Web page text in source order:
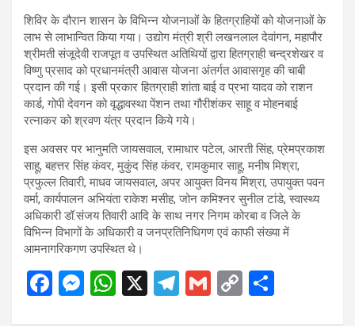
शिविर के दौरान शासन के विभिन्न योजनाओं के हितग्राहियों को योजनाओं के
लाभ से लाभान्वित किया गया। उद्योग मंत्री श्री लखनलाल देवांगन, महापौर
श्रीमती संजूदेवी राजपूत व उपस्थित अतिथियों द्वारा हितग्राही चन्द्रशेखर व
विष्णु प्रसाद को प्रधानमंत्री आवास योजना अंतर्गत आवासगृह की चाबी
प्रदान की गई। इसी प्रकार हितग्राही शांता बाई व प्रभा यादव को राशन
कार्ड, गोपी देवगन को वृद्धावस्था पेंशन तथा गौरीशंकर साहू व मोहनबाई
रत्नाकर को श्रवण यंत्र प्रदान किये गये।
इस अवसर पर भानुमति जायसवाल, रामाधार पटेल, आरती सिंह, प्रेमप्रकाश
साहू, बहत्तर सिंह कंवर, मुकुंद सिंह कंवर, रामकुमार साहू, मनीष मिश्रा,
प्रफुल्ल तिवारी, माधव जायसवाल, अपर आयुक्त विनय मिश्रा, उपायुक्त पवन
वर्मा, कार्यपालन अभियंता राकेश मसीह, जोन कमिश्नर सुनील टांडे, स्वास्थ्य
अधिकारी डॉ.संजय तिवारी आदि के साथ नगर निगम कोरबा व जिले के
विभिन्न विभागों के अधिकारी व जनप्रतिनिधिगण एवं काफी संख्या में
आमनागरिकगण उपस्थित थे।
F
M W X
T
G
C